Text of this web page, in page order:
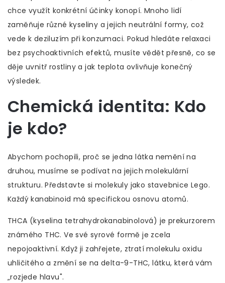
chce využít konkrétní účinky konopí. Mnoho lidí
zaměňuje různé kyseliny a jejich neutrální formy, což
vede k deziluzím při konzumaci. Pokud hledáte relaxaci
bez psychoaktivních efektů, musíte vědět přesně, co se
děje uvnitř rostliny a jak teplota ovlivňuje konečný
výsledek.
Chemická identita: Kdo
je kdo?
Abychom pochopili, proč se jedna látka nemění na
druhou, musíme se podívat na jejich molekulární
strukturu. Představte si molekuly jako stavebnice Lego.
Každý kanabinoid má specifickou osnovu atomů.
THCA (kyselina tetrahydrokanabinolová) je prekurzorem
známého THC. Ve své syrové formě je zcela
nepojoaktivní. Když ji zahřejete, ztratí molekulu oxidu
uhličitého a změní se na delta-9-THC, látku, která vám
„rozjede hlavu".